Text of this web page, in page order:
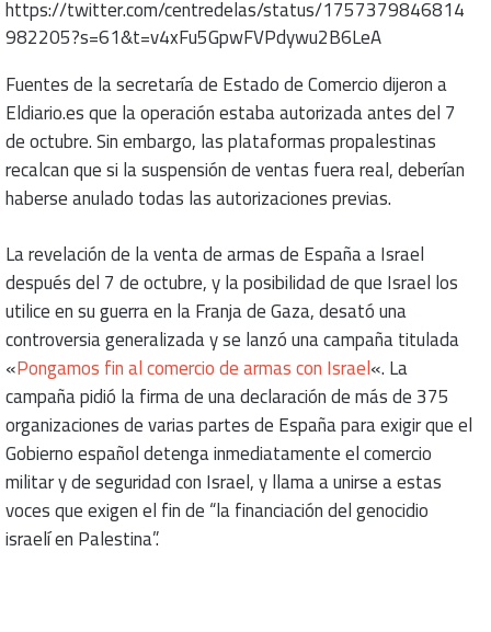
https://twitter.com/centredelas/status/1757379846814
982205?s=61&t=v4xFu5GpwFVPdywu2B6LeA
Fuentes de la secretaría de Estado de Comercio dijeron a
Eldiario.es que la operación estaba autorizada antes del 7
de octubre. Sin embargo, las plataformas propalestinas
recalcan que si la suspensión de ventas fuera real, deberían
haberse anulado todas las autorizaciones previas.
La revelación de la venta de armas de España a Israel
después del 7 de octubre, y la posibilidad de que Israel los
utilice en su guerra en la Franja de Gaza, desató una
controversia generalizada y se lanzó una campaña titulada
«Pongamos fin al comercio de armas con Israel«. La
campaña pidió la firma de una declaración de más de 375
organizaciones de varias partes de España para exigir que el
Gobierno español detenga inmediatamente el comercio
militar y de seguridad con Israel, y llama a unirse a estas
voces que exigen el fin de “la financiación del genocidio
israelí en Palestina”.